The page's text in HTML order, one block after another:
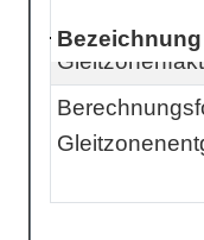
Bezeichnung